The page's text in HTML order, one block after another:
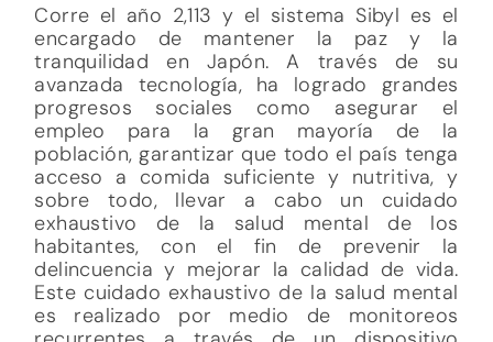
Corre el año 2,113 y el sistema Sibyl es el
encargado de mantener la paz y la
tranquilidad en Japón. A través de su
avanzada tecnología, ha logrado grandes
progresos sociales como asegurar el
empleo para la gran mayoría de la
población, garantizar que todo el país tenga
acceso a comida suficiente y nutritiva, y
sobre todo, llevar a cabo un cuidado
exhaustivo de la salud mental de los
habitantes, con el fin de prevenir la
delincuencia y mejorar la calidad de vida.
Este cuidado exhaustivo de la salud mental
es realizado por medio de monitoreos